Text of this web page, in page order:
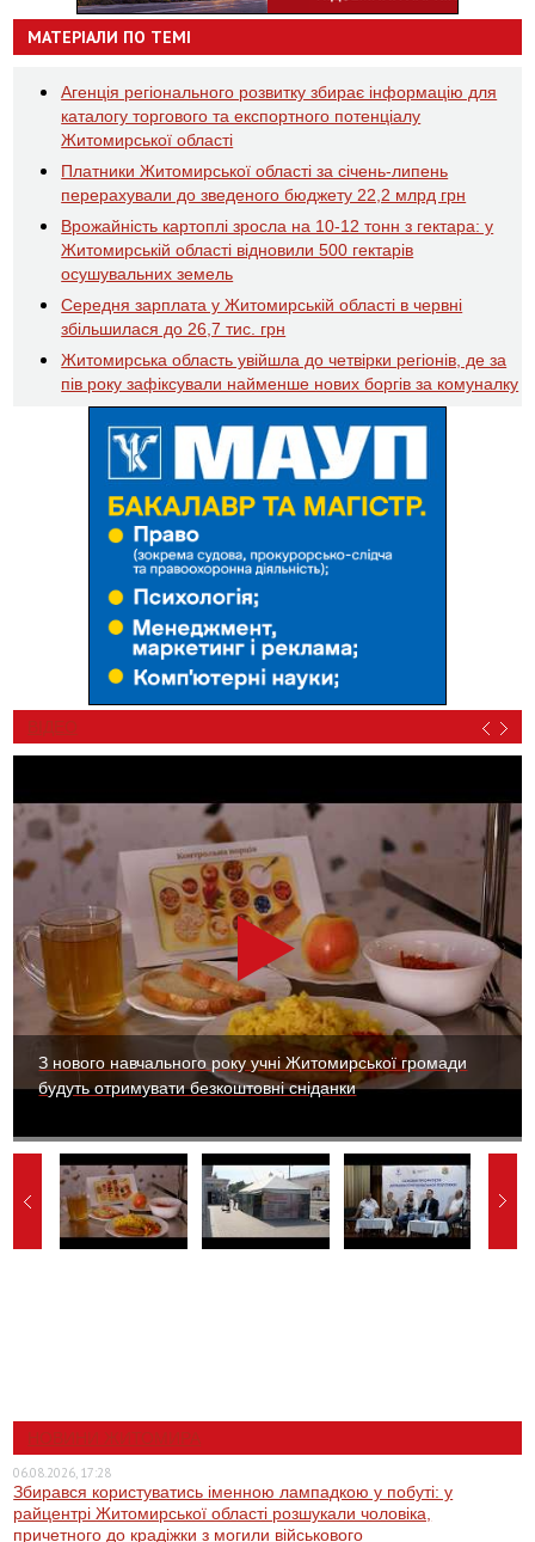
МАТЕРІАЛИ ПО ТЕМІ
Агенція регіонального розвитку збирає інформацію для
каталогу торгового та експортного потенціалу
Житомирської області
Платники Житомирської області за січень-липень
перерахували до зведеного бюджету 22,2 млрд грн
Врожайність картоплі зросла на 10-12 тонн з гектара: у
Житомирській області відновили 500 гектарів
осушувальних земель
Середня зарплата у Житомирській області в червні
збільшилася до 26,7 тис. грн
Житомирська область увійшла до четвірки регіонів, де за
пів року зафіксували найменше нових боргів за комуналку
ВІДЕО
З нового навчального року учні Житомирської громади
будуть отримувати безкоштовні сніданки
НОВИНИ ЖИТОМИРА
06.08.2026, 17:28
Збирався користуватись іменною лампадкою у побуті: у
райцентрі Житомирської області розшукали чоловіка,
причетного до крадіжки з могили військового